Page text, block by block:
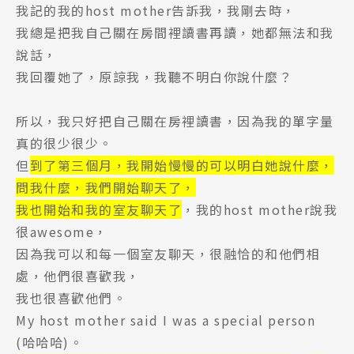
我記的我的host mother告訴我，我剛去時，
我總是把我自己關在房間裡讀書再讀，她都無法和我
說話，
我回覆她了，原諒我，我聽不明白你說什麼？
所以，我只好把自己關在房裡讀書，因為我的單字量
真的很少很少。
但 到了第三個月，我開始慢慢的可以明白她說什麼，
問我什麼，我們開始聊天了，
我也開始和我的室友聊天了 ，我的host mother說我
很awesome，
因為我可以和每一個室友聊天，很融恰的和他們相
處，他們很喜歡我，
我也很喜歡他們。
My host mother said I was a special person
(哈哈哈)。